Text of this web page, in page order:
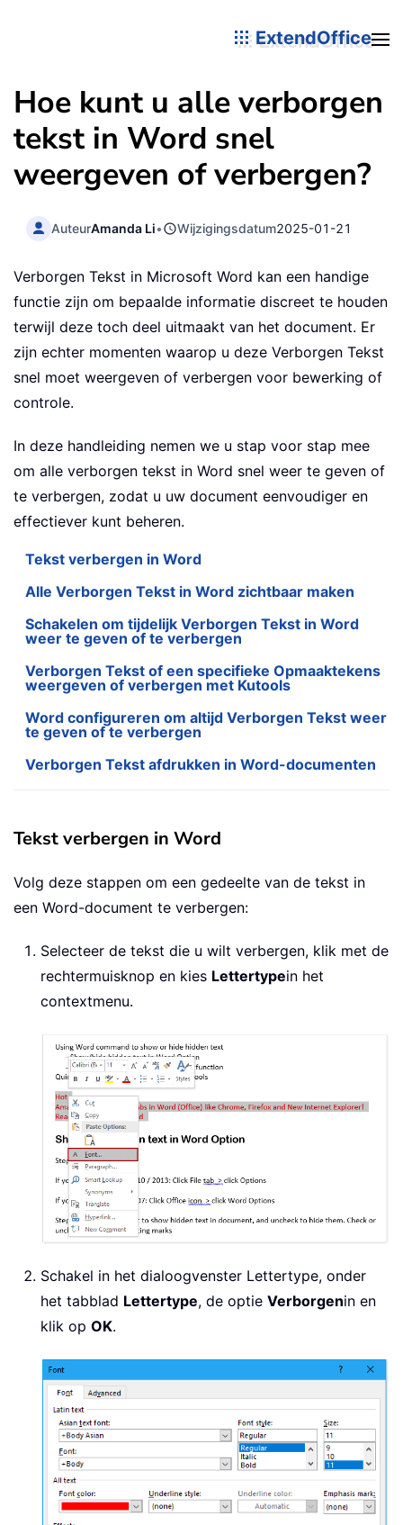
ExtendOffice
Hoe kunt u alle verborgen
tekst in Word snel
weergeven of verbergen?
AuteurAmanda Li• Wijzigingsdatum2025-01-21
Verborgen Tekst in Microsoft Word kan een handige
functie zijn om bepaalde informatie discreet te houden
terwijl deze toch deel uitmaakt van het document. Er
zijn echter momenten waarop u deze Verborgen Tekst
snel moet weergeven of verbergen voor bewerking of
controle.
In deze handleiding nemen we u stap voor stap mee
om alle verborgen tekst in Word snel weer te geven of
te verbergen, zodat u uw document eenvoudiger en
effectiever kunt beheren.
Tekst verbergen in Word
Alle Verborgen Tekst in Word zichtbaar maken
Schakelen om tijdelijk Verborgen Tekst in Word
weer te geven of te verbergen
Verborgen Tekst of een specifieke Opmaaktekens
weergeven of verbergen met Kutools
Word configureren om altijd Verborgen Tekst weer
te geven of te verbergen
Verborgen Tekst afdrukken in Word-documenten
Tekst verbergen in Word
Volg deze stappen om een gedeelte van de tekst in
een Word-document te verbergen:
Selecteer de tekst die u wilt verbergen, klik met de
rechtermuisknop en kies Lettertypein het
contextmenu.
Schakel in het dialoogvenster Lettertype, onder
het tabblad Lettertype, de optie Verborgenin en
klik op OK.